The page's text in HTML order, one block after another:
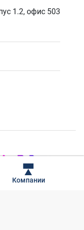
Компании
1.2, офис 503
права защищены.